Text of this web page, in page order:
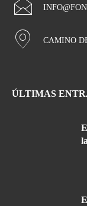
CAMINO
ÚLTIMAS